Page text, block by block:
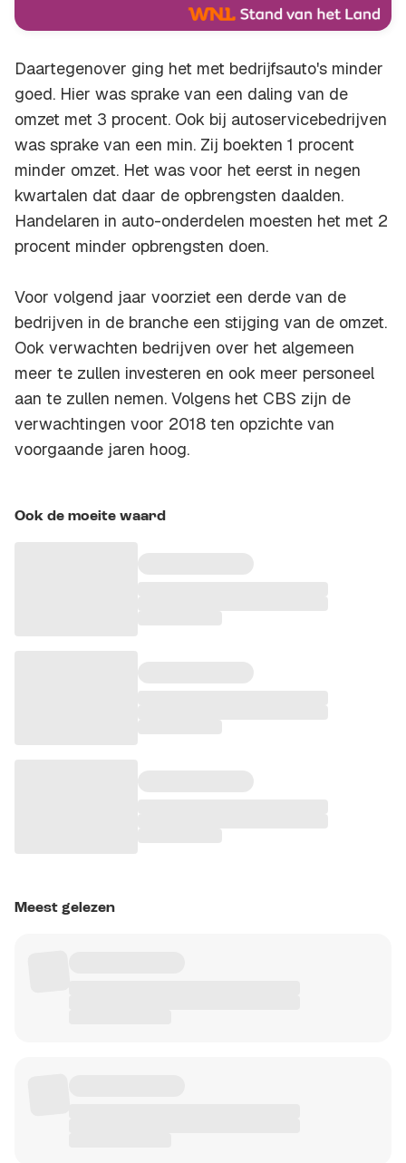
Daartegenover ging het met bedrijfsauto's minder
goed. Hier was sprake van een daling van de
omzet met 3 procent. Ook bij autoservicebedrijven
was sprake van een min. Zij boekten 1 procent
minder omzet. Het was voor het eerst in negen
kwartalen dat daar de opbrengsten daalden.
Handelaren in auto-onderdelen moesten het met 2
procent minder opbrengsten doen.
Voor volgend jaar voorziet een derde van de
bedrijven in de branche een stijging van de omzet.
Ook verwachten bedrijven over het algemeen
meer te zullen investeren en ook meer personeel
aan te zullen nemen. Volgens het CBS zijn de
verwachtingen voor 2018 ten opzichte van
voorgaande jaren hoog.
Ook de moeite waard
Meest gelezen